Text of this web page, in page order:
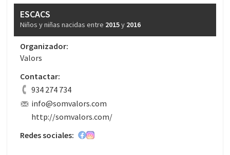
ESCACS
Niños y niñas nacidas entre 2015y 2016
Organizador:
Valors
Contactar:
934 274 734
info@somvalors.com
http://somvalors.com/
Redes sociales: